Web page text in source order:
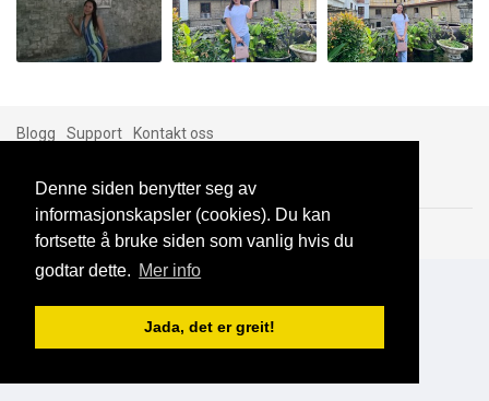
Denne siden benytter seg av
informasjonskapsler (cookies). Du kan
fortsette å bruke siden som vanlig hvis du
godtar dette. Mer info
Jada, det er greit!
Blogg Support Kontakt oss
Brukeravtale Personvern © 2023 NorgesDate